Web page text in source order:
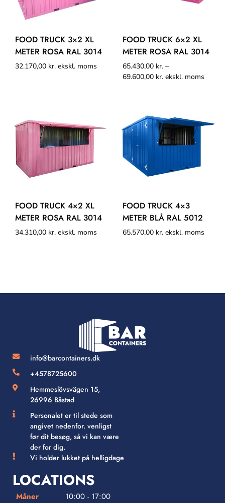
FOOD TRUCK 3×2 XL
METER ROSA RAL 3014
32.170,00 kr. ekskl. moms
FOOD TRUCK 6×2 XL
METER ROSA RAL 3014
65.430,00 kr. –
69.600,00 kr. ekskl. moms
FOOD TRUCK 4×2 XL
METER ROSA RAL 3014
34.310,00 kr. ekskl. moms
FOOD TRUCK 4×3
METER BLÅ RAL 5012
65.570,00 kr. ekskl. moms
info@barcontainers.dk
+4578725600
Hemmeslövsvägen 15,
26996 Båstad
Personalet er til stede som
angivet nedenfor. venligst
før dit besøg, så vi kan være
der for dig.
Vi holder lukket på helligdage
LOCATIONS
Måner
10:00 - 17:00